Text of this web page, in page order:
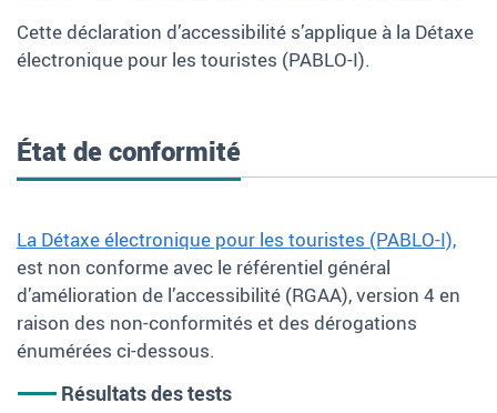
Cette déclaration d’accessibilité s’applique à la Détaxe
électronique pour les touristes (PABLO-I).
État de conformité
La Détaxe électronique pour les touristes (PABLO-I),
est non conforme avec le référentiel général
d’amélioration de l’accessibilité (RGAA), version 4 en
raison des non-conformités et des dérogations
énumérées ci-dessous.
Résultats des tests